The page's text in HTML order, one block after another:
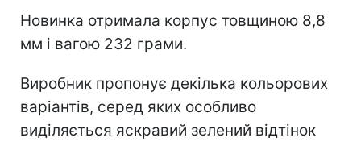
Новинка отримала корпус товщиною 8,8
мм і вагою 232 грами.
Виробник пропонує декілька кольорових
варіантів, серед яких особливо
виділяється яскравий зелений відтінок